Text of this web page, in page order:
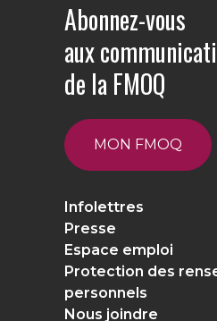
Abonnez-vous
aux
de la FMOQ
MON FMOQ
Infolettres
Presse
Espace emploi
Protection des
personnels
Nous joindre